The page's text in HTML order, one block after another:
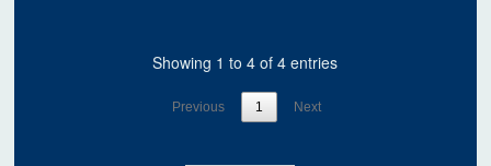
Showing 1 to 4 of 4 entries
Previous 1 Next